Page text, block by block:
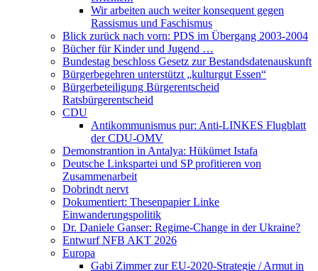
Wir arbeiten auch weiter konsequent gegen
Rassismus und Faschismus
Blick zurück nach vorn: PDS im Übergang 2003-2004
Bücher für Kinder und Jugend …
Bundestag beschloss Gesetz zur Bestandsdatenauskunft
Bürgerbegehren unterstützt „kulturgut Essen“
Bürgerbeteiligung Bürgerentscheid
Ratsbürgerentscheid
CDU
Antikommunismus pur: Anti-LINKES Flugblatt
der CDU-OMV
Demonstrantion in Antalya: Hükümet Istafa
Deutsche Linkspartei und SP profitieren von
Zusammenarbeit
Dobrindt nervt
Dokumentiert: Thesenpapier Linke
Einwanderungspolitik
Dr. Daniele Ganser: Regime-Change in der Ukraine?
Entwurf NFB AKT 2026
Europa
Gabi Zimmer zur EU-2020-Strategie / Armut in